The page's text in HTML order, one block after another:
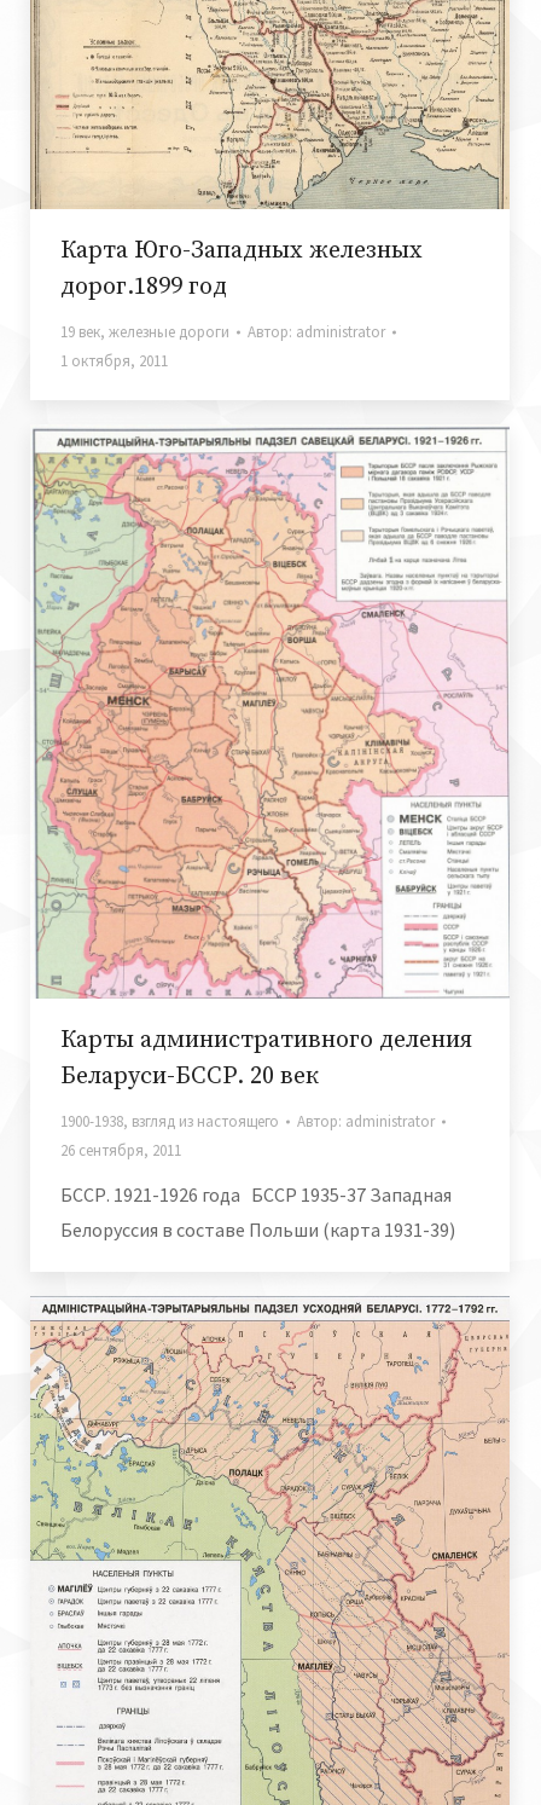
Карта Юго-Западных железных
дорог.1899 год
19 век, железные дороги Автор: administrator
1 октября, 2011
Карты административного деления
Беларуси-БССР. 20 век
1900-1938, взгляд из настоящего Автор: administrator
26 сентября, 2011
БССР. 1921-1926 года БССР 1935-37 Западная
Белоруссия в составе Польши (карта 1931-39)